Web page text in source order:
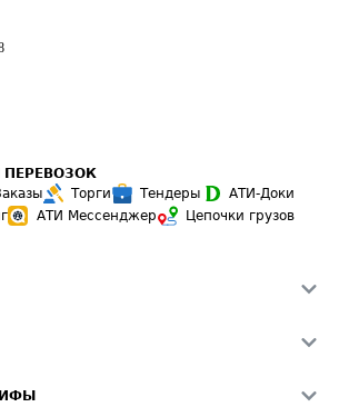
Торги Тендеры
АТИ-Доки
АТИ Мессенджер
Цепочки грузов
сайте